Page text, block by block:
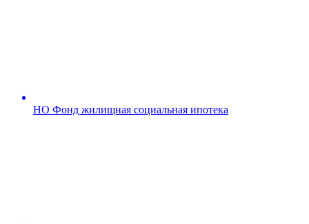
НО Фонд жилищная социальная ипотека